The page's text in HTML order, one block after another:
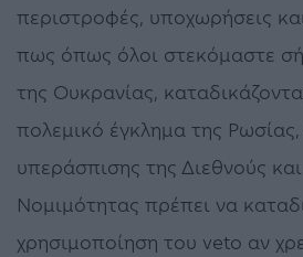
περιστροφές, υποχωρήσεις
πως όπως όλοι στεκόμαστε
της Ουκρανίας,
πολεμικό έγκλημα της
υπεράσπισης της Διεθνούς
Νομιμότητας πρέπει να
χρησιμοποίηση του veto αν